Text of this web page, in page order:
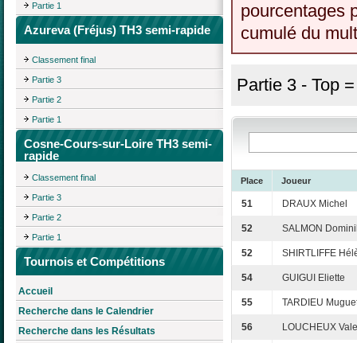
Partie 1
Azureva (Fréjus) TH3 semi-rapide
Classement final
Partie 3
Partie 2
Partie 1
Cosne-Cours-sur-Loire TH3 semi-
rapide
Classement final
Partie 3
Partie 2
Partie 1
Tournois et Compétitions
Accueil
Recherche dans le Calendrier
Recherche dans les Résultats
pourcentages
cumulé du
Partie 3 - Top
Place Joueur
51 DRAUX Michel
52 SALMON
52 SHIRTLIFFE
54 GUIGUI Eliette
55 TARDIEU
56 LOUCHEUX